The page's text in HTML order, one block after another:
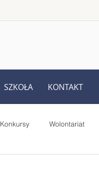
SZKOŁA KONTAKT
Konkursy Wolontariat